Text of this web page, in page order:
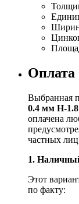
Оплата
Выбранная
0.4 мм H-
оплачена
частных
1.
Этот
по факту: